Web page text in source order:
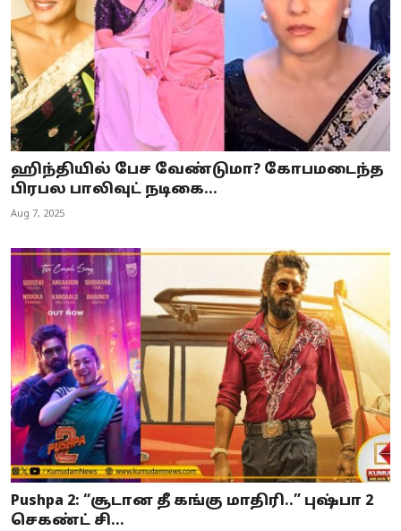
ஹிந்தியில் பேச வேண்டுமா? கோபமடைந்த
பிரபல பாலிவுட் நடிகை...
Aug 7, 2025
Pushpa 2: “சூடான தீ கங்கு மாதிரி..” புஷ்பா 2
செகண்ட் சி...